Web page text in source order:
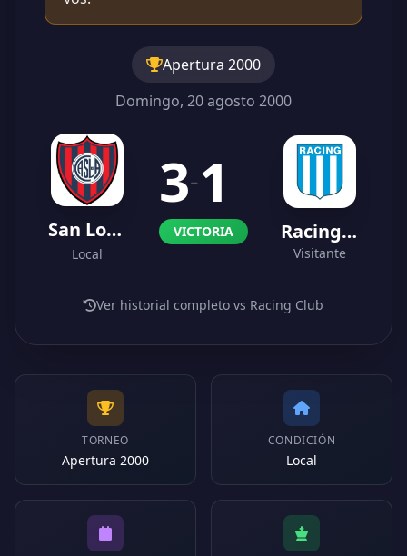
Apertura 2000
Domingo, 20 agosto 2000
San Lorenzo
Local
3-1
VICTORIA Racing Club
Visitante
Ver historial completo vs Racing Club
TORNEO
Apertura 2000
CONDICIÓN
Local